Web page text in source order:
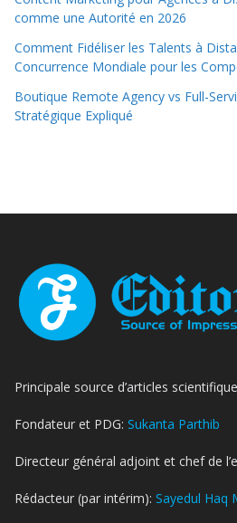
comme une Autorité en 2026
Comment Fidéliser les Talents à
Concurrence Mondiale pour les
Boutique Remote Agency vs Full-
Stratégique Expliqué
Principale source d’articles
Fondateur et PDG: Sukanta Parthib
Directeur général adjoint et chef de
Rédacteur (par intérim): Sayedul Haq